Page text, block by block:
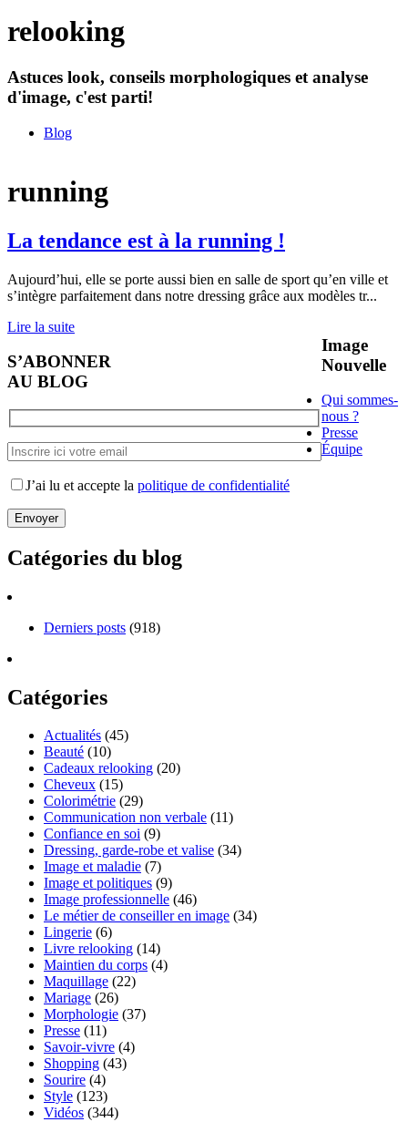
relooking
Astuces look, conseils morphologiques et analyse
d'image, c'est parti!
Blog
running
La tendance est à la running !
Aujourd’hui, elle se porte aussi bien en salle de sport qu’en ville et
s’intègre parfaitement dans notre dressing grâce aux modèles tr...
Lire la suite
S’ABONNER
AU BLOG
J’ai lu et accepte la politique de confidentialité
Catégories du blog
Derniers posts (918)
Catégories
Actualités (45)
Beauté (10)
Cadeaux relooking (20)
Cheveux (15)
Colorimétrie (29)
Communication non verbale (11)
Confiance en soi (9)
Dressing, garde-robe et valise (34)
Image et maladie (7)
Image et politiques (9)
Image professionnelle (46)
Le métier de conseiller en image (34)
Lingerie (6)
Livre relooking (14)
Maintien du corps (4)
Maquillage (22)
Mariage (26)
Morphologie (37)
Presse (11)
Savoir-vivre (4)
Shopping (43)
Sourire (4)
Style (123)
Vidéos (344)
Image
Nouvelle
Qui sommes-
nous ?
Presse
Équipe